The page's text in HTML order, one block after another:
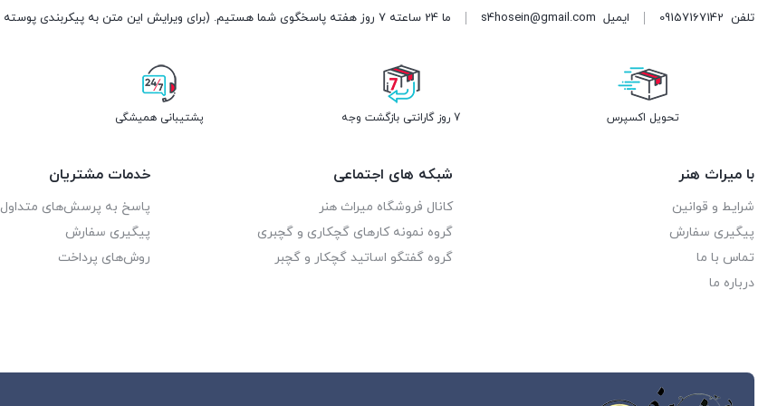
تلفن 09157167142 ایمیل s4hosein@gmail.com ما 24 ساعته 7 روز هفته پاسخگوی شما هستیم. (برای ویرایش این متن به پیکربندی پوسته > تب برچسب‌ها مراجعه نمایید.)
تحویل اکسپرس 7 روز گارانتی بازگشت وجه پشتیبانی همیشگی
با میراث هنر
شرایط و قوانین
پیگیری سفارش
تماس با ما
درباره ما
شبکه های اجتماعی
کانال فروشگاه میراث هنر
گروه نمونه کارهای گچکاری و گچبری
گروه گفتگو اساتید گچکار و گچبر
خدمات مشتریان
پاسخ به پرسش‌های متداول
پیگیری سفارش
روش‌های پرداخت